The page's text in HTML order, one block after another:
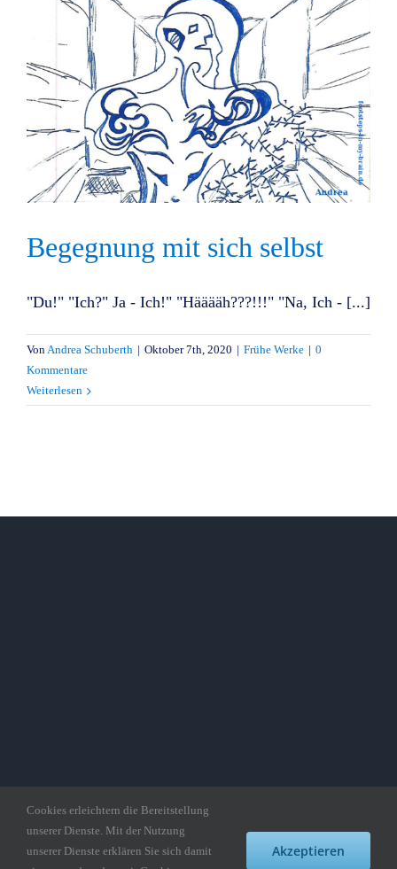
Begegnung mit sich selbst
"Du!" "Ich?" Ja - Ich!" "Hääääh???!!!" "Na, Ich - [...]
VonAndrea Schuberth | Oktober 7th, 2020 | Frühe Werke | 0
Kommentare
Weiterlesen
Copyright gedankepuzzle.de
Cookies erleichtern die Bereitstellung
unserer Dienste. Mit der Nutzung
unserer Dienste erklären Sie sich damit
Akzeptieren